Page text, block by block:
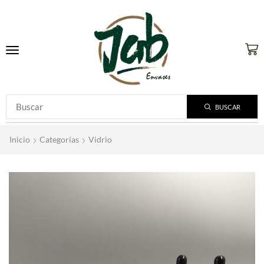
BUSCAR
Inicio Categorías Vidrio